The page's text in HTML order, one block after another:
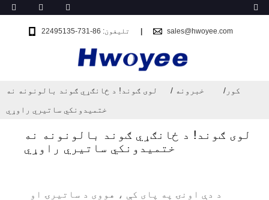
تلیفون: 86-731-22495135 sales@hwoyee.com
کور خبرونه
لوی ګوند! د ځانګړي ګوند بالونونه نه
ختمیدونکي ساتیري راوړي
لوی ګوند! د ځانګړي ګوند بالونونه نه
ختمیدونکي ساتیري راوړي
د دې اونۍ په پای کې ، هووی د ساتیرۍ او